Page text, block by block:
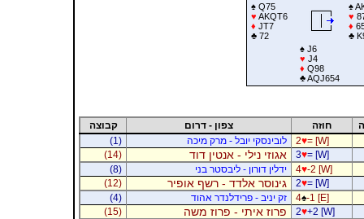
♠Q75
♥ AKQT6
♦ JT7
♣72
♠
♥
♦
♣
♠J6
♥ J4
♦ Q98
♣AQJ654
חוזה צפון - דרום
קבוצה
2♥= [W] לובינסקי יובל - מרק מיכה
(1)
3♥= [W] אגוזי נילי - אנטין דוד
(14)
4♥-2 [W] ידלין דורון - ליבסטר בני
(8)
2♥= [W] גינוסר אלדד - רשף אופיר
(12)
4♠-1 [E] זק יניב - פרידלנדר אהוד
(4)
2♥+2 [W] פרוז איתי - פרוז משה
(15)